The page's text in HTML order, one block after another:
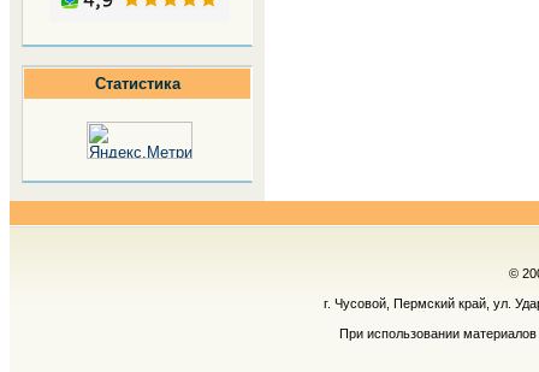
Статистика
©
г. Чусовой, Пермский край, ул.
При использовании